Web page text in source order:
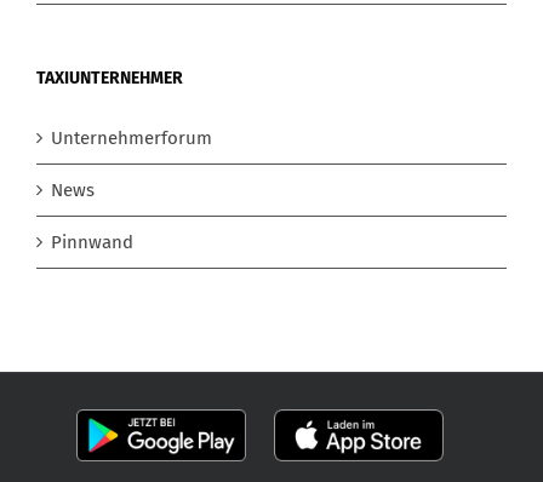
TAXIUNTERNEHMER
Unternehmerforum
News
Pinnwand